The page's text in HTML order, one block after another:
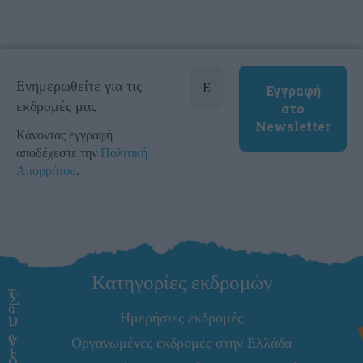
Ενημερωθείτε για τις
εκδρομές μας
Κάνοντας εγγραφή
αποδέχεστε την Πολιτική
Απορρήτου.
T
o
I
o
T
Σ
ύ
ν
Κατηγορίες εκδρομών
Ημερήσιες εκδρομές
Οργανωμένες εκδρομές στην Ελλάδα